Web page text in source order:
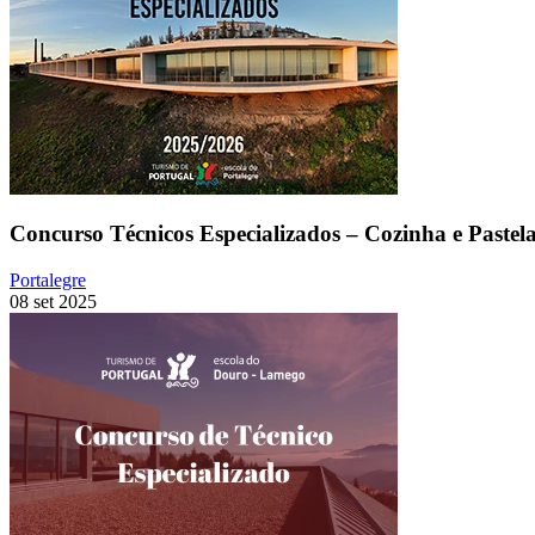
Concurso Técnicos Especializados – Cozinha e
Portalegre
08 set 2025